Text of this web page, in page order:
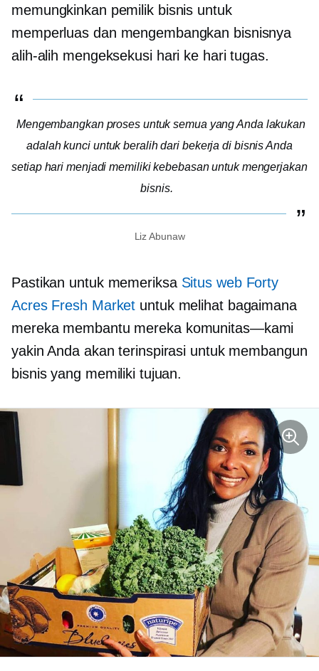
memungkinkan pemilik bisnis untuk
memperluas dan mengembangkan bisnisnya
alih-alih mengeksekusi hari ke haritugas.
Mengembangkan proses untuk semua yang Anda lakukan
adalah kunci untuk beralih dari bekerja di bisnis Anda
setiap hari menjadi memiliki kebebasan untuk mengerjakan
bisnis.
Liz Abunaw
Pastikan untuk memeriksa Situs web Forty
Acres Fresh Market untuk melihat bagaimana
mereka membantu mereka komunitas—kami
yakin Anda akan terinspirasi untuk membangun
bisnis yang memiliki tujuan.